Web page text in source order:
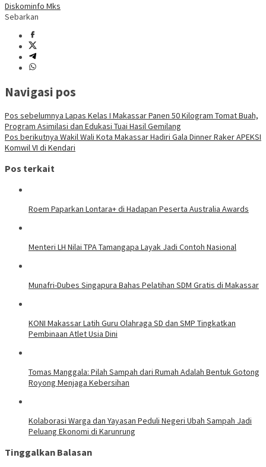
Diskominfo Mks
Sebarkan
Navigasi pos
Pos sebelumnya Lapas Kelas I Makassar Panen 50 Kilogram Tomat Buah,
Program Asimilasi dan Edukasi Tuai Hasil Gemilang
Pos berikutnya Wakil Wali Kota Makassar Hadiri Gala Dinner Raker APEKSI
Komwil VI di Kendari
Pos terkait
Roem Paparkan Lontara+ di Hadapan Peserta Australia Awards
Menteri LH Nilai TPA Tamangapa Layak Jadi Contoh Nasional
Munafri-Dubes Singapura Bahas Pelatihan SDM Gratis di Makassar
KONI Makassar Latih Guru Olahraga SD dan SMP Tingkatkan
Pembinaan Atlet Usia Dini
Tomas Manggala: Pilah Sampah dari Rumah Adalah Bentuk Gotong
Royong Menjaga Kebersihan
Kolaborasi Warga dan Yayasan Peduli Negeri Ubah Sampah Jadi
Peluang Ekonomi di Karunrung
Tinggalkan Balasan